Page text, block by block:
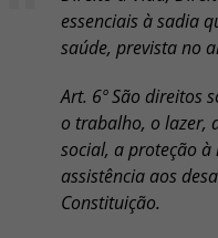
essenciais à sadia
saúde, prevista no
Art. 6º São direitos
o trabalho, o lazer,
social, a proteção
assistência aos
Constituição.